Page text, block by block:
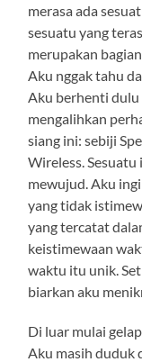
merasa ada
sesuatu yang
merupakan
Aku nggak tahu
Aku berhenti
mengalihkan
siang ini: sebiji
Wireless.
mewujud. Aku
yang tidak
yang tercatat
keistimewaan
waktu itu unik.
biarkan aku
Di luar mulai
Aku masih duduk